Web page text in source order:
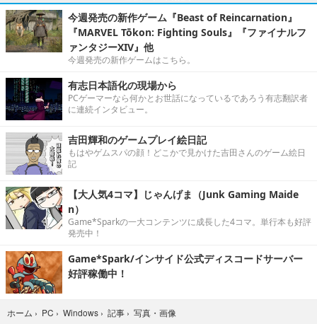
今週発売の新作ゲーム『Beast of Reincarnation』
『MARVEL Tōkon: Fighting Souls』『ファイナルフ
ァンタジーXIV』他
今週発売の新作ゲームはこちら。
有志日本語化の現場から
PCゲーマーなら何かとお世話になっているであろう有志翻訳者
に連続インタビュー。
吉田輝和のゲームプレイ絵日記
もはやゲムスパの顔！どこかで見かけた吉田さんのゲーム絵日
記
【大人気4コマ】じゃんげま（Junk Gaming Maide
n）
Game*Sparkの一大コンテンツに成長した4コマ。単行本も好評
発売中！
Game*Spark/インサイド公式ディスコードサーバー
好評稼働中！
ホーム › PC › Windows › 記事 › 写真・画像